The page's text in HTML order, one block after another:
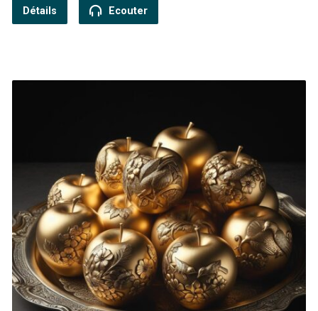
Détails Ecouter